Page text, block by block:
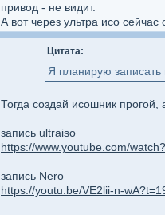
привод - не видит.
А вот через ультра исо
Цитата:
Я планирую
Тогда создай исошник
запись ultraiso
https://www.youtube.com/
запись Nero
https://youtu.be/VE2lii-n-